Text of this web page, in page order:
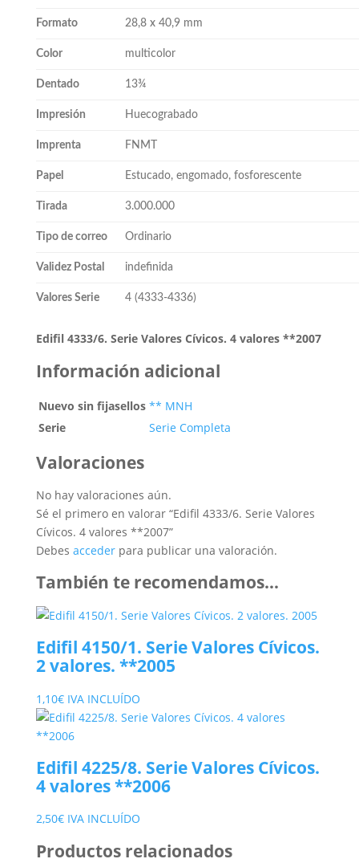
Formato 28,8 x 40,9 mm
Color multicolor
Dentado 13¾
Impresión Huecograbado
Imprenta FNMT
Papel Estucado, engomado, fosforescente
Tirada 3.000.000
Tipo de correo Ordinario
Validez Postal indefinida
Valores Serie 4 (4333-4336)
Edifil 4333/6. Serie Valores Cívicos. 4 valores **2007
Información adicional
Nuevo sin fijasellos ** MNH
Serie
Serie Completa
Valoraciones
No hay valoraciones aún.
Sé el primero en valorar “Edifil 4333/6. Serie Valores
Cívicos. 4 valores **2007”
Debes accederpara publicar una valoración.
También te recomendamos…
Edifil 4150/1. Serie Valores Cívicos.
2 valores. **2005
1,10€ IVA INCLUÍDO
Edifil 4225/8. Serie Valores Cívicos.
4 valores **2006
2,50€ IVA INCLUÍDO
Productos relacionados